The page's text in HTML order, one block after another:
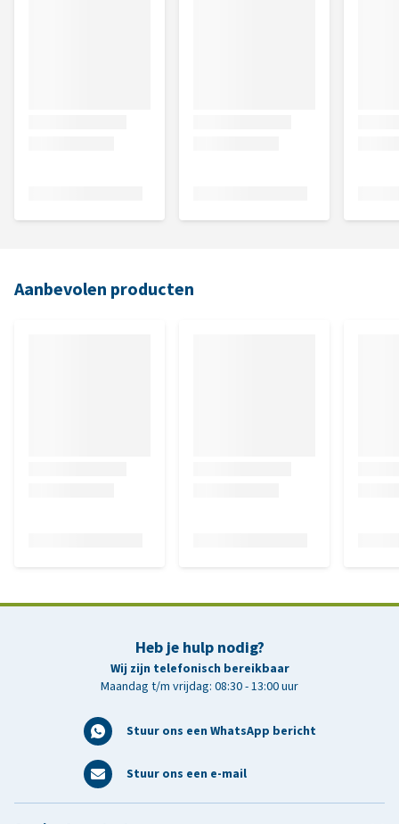
Aanbevolen producten
Heb je hulp nodig?
Wij zijn telefonisch bereikbaar
Maandag t/m vrijdag: 08:30 - 13:00 uur
Stuur ons een WhatsApp bericht
Stuur ons een e-mail